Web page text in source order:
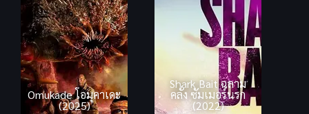
Omukade โอมุคาเดะ
(2025)
Shark Bait ฉลาม
คลั่ง ซัมเมอร์นรก
(2022)